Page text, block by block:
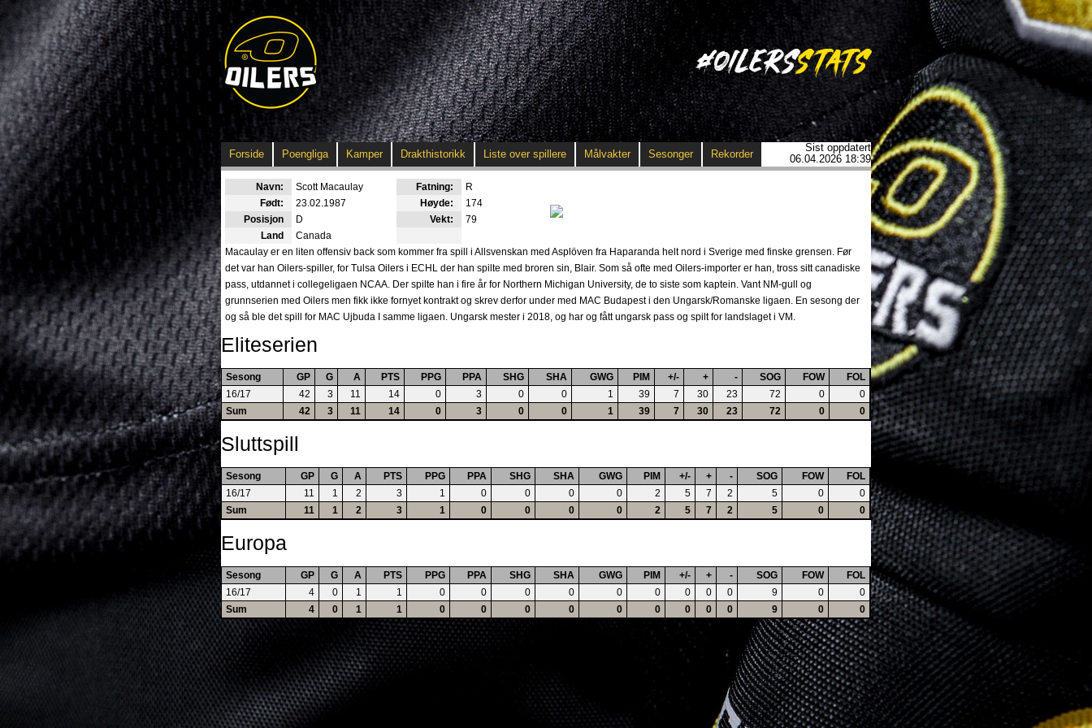
Forside Poengliga Kamper Drakthistorikk Liste over spillere Målvakter Sesonger Rekorder
Sist oppdatert
06.04.2026 18:39
Navn: Scott Macaulay Fatning:
R
Født:
23.02.1987 Høyde:
174
Posisjon
D Vekt:
79
Land
Canada
Macaulay er en liten offensiv back som kommer fra spill i Allsvenskan med Asplöven fra Haparanda helt nord i Sverige med finske grensen. Før
det var han Oilers-spiller, for Tulsa Oilers i ECHL der han spilte med broren sin, Blair. Som så ofte med Oilers-importer er han, tross sitt canadiske
pass, utdannet i collegeligaen NCAA. Der spilte han i fire år for Northern Michigan University, de to siste som kaptein. Vant NM-gull og
grunnserien med Oilers men fikk ikke fornyet kontrakt og skrev derfor under med MAC Budapest i den Ungarsk/Romanske ligaen. En sesong der
og så ble det spill for MAC Ujbuda I samme ligaen. Ungarsk mester i 2018, og har og fått ungarsk pass og spilt for landslaget i VM.
Eliteserien
Sesong GP G A PTS PPG PPA SHG SHA GWG PIM +/- + - SOG FOW
FOL
16/17
42 3 11 14 0 3 0 0 1 39 7 30 23 72 0
0
Sum
42 3 11 14 0 3 0 0 1 39 7 30 23 72 0 0
Sluttspill
Sesong GP G A PTS PPG PPA SHG SHA GWG PIM +/- + - SOG FOW
FOL
16/17
11 1 2 3 1 0 0 0 0 2 5 7 2 5 0
0
Sum
11 1 2 3 1 0 0 0 0 2 5 7 2 5 0 0
Europa
Sesong GP G A PTS PPG PPA SHG SHA GWG PIM +/- + - SOG FOW
FOL
16/17
4 0 1 1 0 0 0 0 0 0 0 0 0 9 0
0
Sum
4 0 1 1 0 0 0 0 0 0 0 0 0 9 0 0